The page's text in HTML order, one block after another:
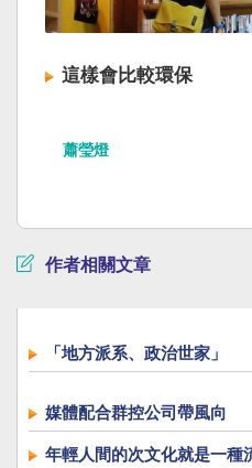
這樣會比較環保
蕭瑩燈
作者相關文章
「地方派系、政治世家」
媒體配合群控公司帶風向
年輕人間的次文化就是一種